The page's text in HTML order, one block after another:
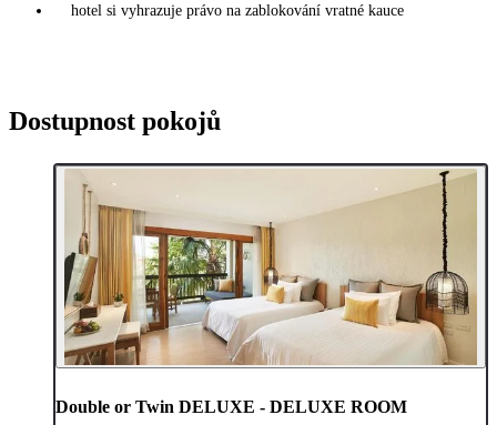
hotel si vyhrazuje právo na zablokování vratné kauce
Dostupnost pokojů
Double or Twin DELUXE - DELUXE ROOM